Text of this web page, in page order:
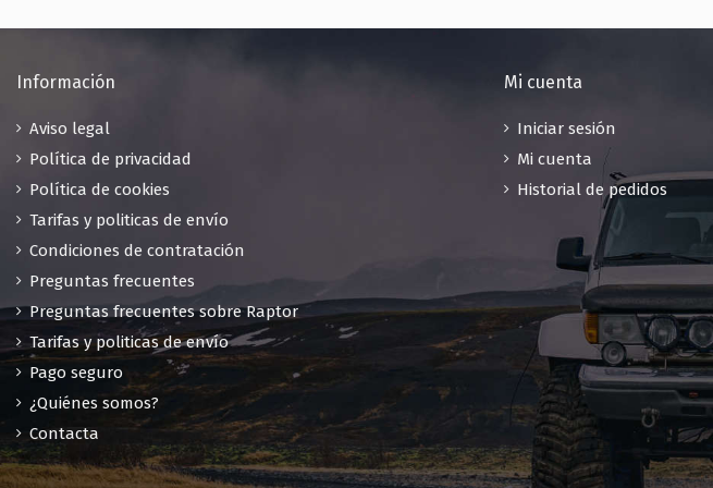
Información
Aviso legal
Política de privacidad
Política de cookies
Tarifas y politicas de envío
Condiciones de contratación
Preguntas frecuentes
Preguntas frecuentes sobre Raptor
Tarifas y politicas de envío
Pago seguro
¿Quiénes somos?
Contacta
Mi cuenta
Iniciar sesión
Mi cuenta
Historial de pedidos